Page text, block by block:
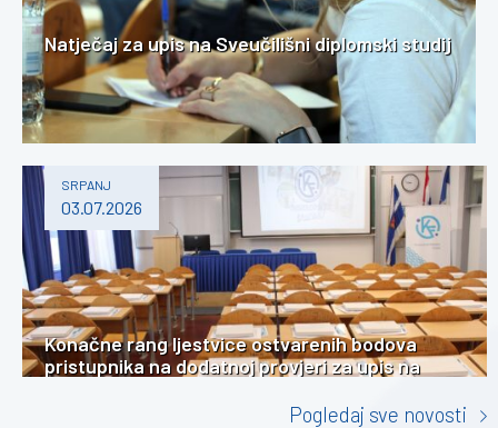
Natječaj za upis na Sveučilišni diplomski studij
SRPANJ
03.07.2026
Konačne rang ljestvice ostvarenih bodova
pristupnika na dodatnoj provjeri za upis na
Pogledaj sve novosti